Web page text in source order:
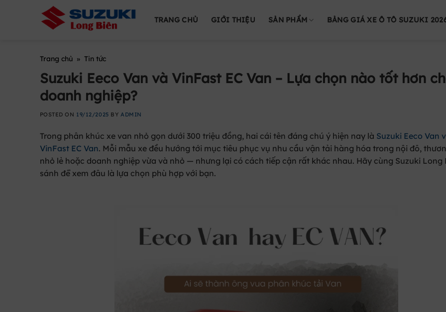
TRANG CHỦ GIỚI THIỆU SẢN PHẨM BẢNG GIÁ XE Ô TÔ SUZUKI
Trang chủ » Tin tức
Suzuki Eeco Van và VinFast EC Van – Lựa chọn nào tốt hơn
doanh nghiệp?
POSTED ON 19/12/2025 BY ADMIN
Trong phân khúc xe van nhỏ gọn dưới 300 triệu đồng, hai cái tên đáng chú ý hiện nay là Suzuki Eeco Van
VinFast EC Van. Mỗi mẫu xe đều hướng tới mục tiêu phục vụ nhu cầu vận tải hàng hóa trong nội đô,
nhỏ lẻ hoặc doanh nghiệp vừa và nhỏ — nhưng lại có cách tiếp cận rất khác nhau. Hãy cùng Suzuki Long
sánh để xem đâu là lựa chọn phù hợp với bạn.